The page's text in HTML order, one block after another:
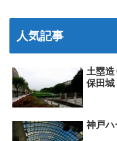
人気記事
土塁
保田城
神戸ハ